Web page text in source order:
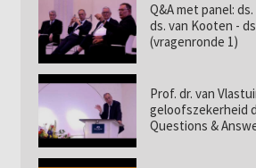
Q&A met panel:
ds. van Kooten -
(vragenronde 1)
Prof. dr. van
geloofszekerheid
Questions &